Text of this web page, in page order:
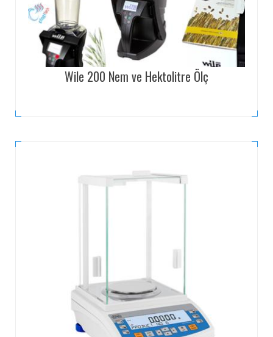
Wile 200 Nem ve Hektolitre Ölç